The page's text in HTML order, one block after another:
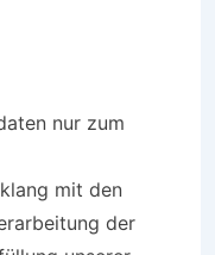
nur zum
mit den
der